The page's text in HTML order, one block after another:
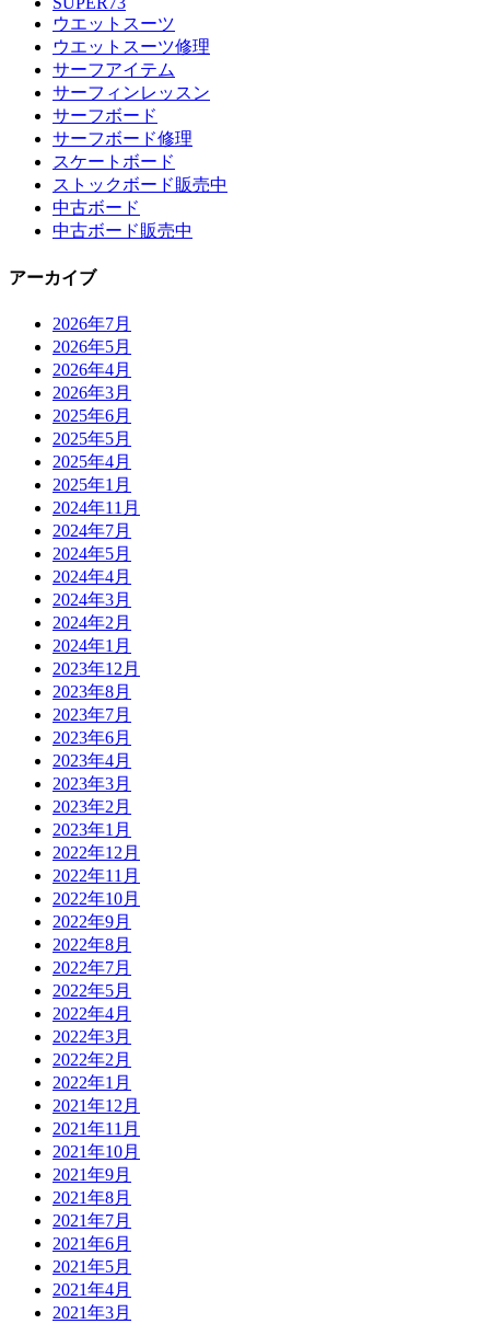
ウエットスーツ
ウエットスーツ修理
サーフアイテム
サーフィンレッスン
サーフボード
サーフボード修理
スケートボード
ストックボード販売中
中古ボード
中古ボード販売中
アーカイブ
2026年7月
2026年5月
2026年4月
2026年3月
2025年6月
2025年5月
2025年4月
2025年1月
2024年11月
2024年7月
2024年5月
2024年4月
2024年3月
2024年2月
2024年1月
2023年12月
2023年8月
2023年7月
2023年6月
2023年4月
2023年3月
2023年2月
2023年1月
2022年12月
2022年11月
2022年10月
2022年9月
2022年8月
2022年7月
2022年5月
2022年4月
2022年3月
2022年2月
2022年1月
2021年12月
2021年11月
2021年10月
2021年9月
2021年8月
2021年7月
2021年6月
2021年5月
2021年4月
2021年3月